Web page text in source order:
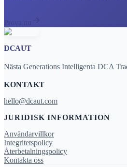
Prova nu
DCAUT
Nästa Generations Intelligenta DCA
KONTAKT
hello@dcaut.com
JURIDISK INFORMATION
Användarvillkor
Integritetspolicy
Återbetalningspolicy
Kontakta oss